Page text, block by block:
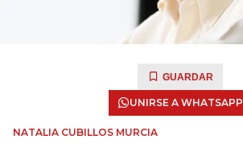
GUARDAR
UNIRSE A WHATSAPP
NATALIA CUBILLOS MURCIA